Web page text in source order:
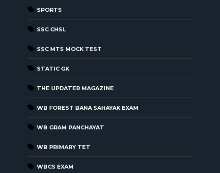
SPORTS
SSC CHSL
SSC MTS MOCK TEST
STATIC GK
THE UPDATER MAGAZINE
WB FOREST BANA SAHAYAK EXAM
WB GRAM PANCHAYAT
WB PRIMARY TET
WBCS EXAM